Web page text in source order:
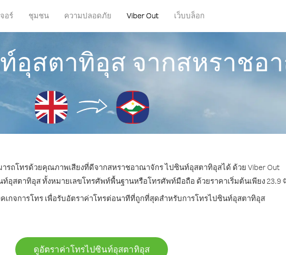
อร์ ชุมชน ความปลอดภัย Viber Out เว็บบล็อก
อุสตาทิอุส จากสหราชอ
ถโทรด้วยคุณภาพเสียงที่ดีจากสหราชอาณาจักร ไปซินท์อุสตาทิอุสได้ ด้วย Viber Out
อุสตาทิอุส ทั้งหมายเลขโทรศัพท์พื้นฐานหรือโทรศัพท์มือถือ ด้วยราคาเริ่มต้นเพียง 23.9
เกจการโทร เพื่อรับอัตราค่าโทรต่อนาทีที่ถูกที่สุดสำหรับการโทรไปซินท์อุสตาทิอุส
ดูอัตราค่าโทรไปซินท์อุสตาทิอุส